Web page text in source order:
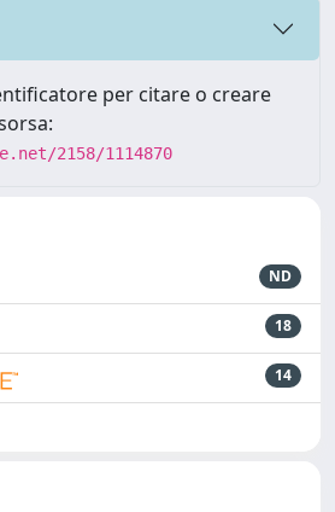
per citare o creare
2158/1114870
ND
18
14